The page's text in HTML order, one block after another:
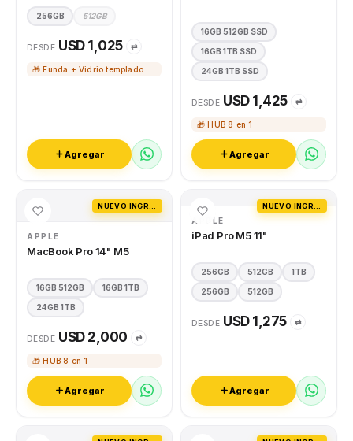
256GB 512GB
DESDE USD 1,025 ⇄
🎁 Funda + Vidrio templado
Agregar
16GB 512GB SSD
16GB 1TB SSD
24GB 1TB SSD
DESDE USD 1,425 ⇄
🎁 HUB 8 en 1
Agregar
APPLE
MacBook Pro 14" M5
16GB 512GB 16GB 1TB
24GB 1TB
DESDE USD 2,000 ⇄
🎁 HUB 8 en 1
Agregar
APPLE
iPad Pro M5 11"
256GB 512GB 1TB
256GB 512GB
DESDE USD 1,275 ⇄
Agregar